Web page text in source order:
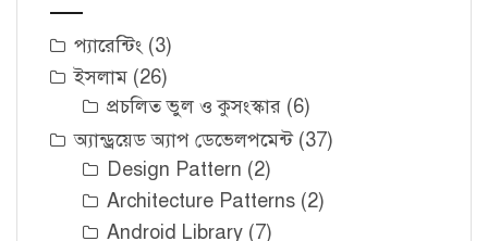
প্যারেন্টিং (3)
ইসলাম (26)
প্রচলিত ভুল ও কুসংস্কার (6)
অ্যান্ড্রয়েড অ্যাপ ডেভেলপমেন্ট(37)
Design Pattern (2)
Architecture Patterns (2)
Android Library (7)